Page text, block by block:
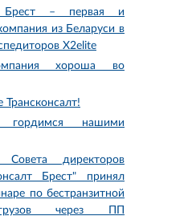
Брест – первая и
из Беларуси в
X2elite
хороша во
Трансконсалт!
гордимся нашими
Совета директоров
Брест" принял
по бестранзитной
через ПП